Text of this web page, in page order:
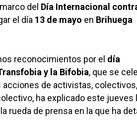
del Día Internacional
el día 13 de mayo en Brihuega
reconocimientos por el día
y la Bifobia, que se
acciones de activistas,
ha explicado este jueves
la rueda de prensa en la que ha